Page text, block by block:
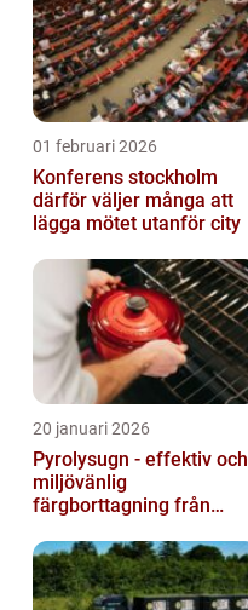
01 februari 2026
Konferens stockholm
därför väljer många att
lägga mötet utanför city
20 januari 2026
Pyrolysugn - effektiv och
miljövänlig
färgborttagning från